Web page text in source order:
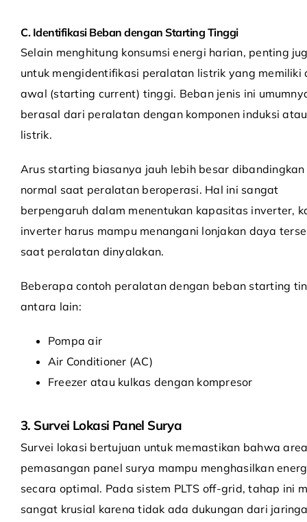
C. Identifikasi Beban dengan Starting Tinggi
Selain menghitung konsumsi energi harian, penting
untuk mengidentifikasi peralatan listrik yang memiliki
awal (starting current) tinggi. Beban jenis ini
berasal dari peralatan dengan komponen induksi
listrik.
Arus starting biasanya jauh lebih besar dibandingkan
normal saat peralatan beroperasi. Hal ini sangat
berpengaruh dalam menentukan kapasitas inverter,
inverter harus mampu menangani lonjakan daya
saat peralatan dinyalakan.
Beberapa contoh peralatan dengan beban starting
antara lain:
Pompa air
Air Conditioner (AC)
Freezer atau kulkas dengan kompresor
3. Survei Lokasi Panel Surya
Survei lokasi bertujuan untuk memastikan bahwa
pemasangan panel surya mampu menghasilkan
secara optimal. Pada sistem PLTS off-grid, tahap ini
sangat krusial karena tidak ada dukungan dari